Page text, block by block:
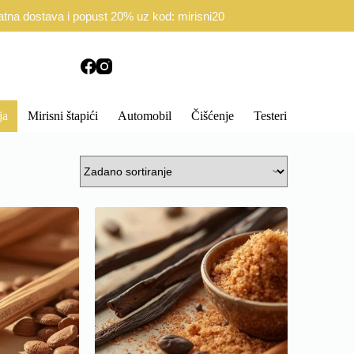
Ugovora Politika privatnosti
dostava i popust 20% uz kod: mirisni20
Mirisni štapići Automobil Čišćenje Testeri